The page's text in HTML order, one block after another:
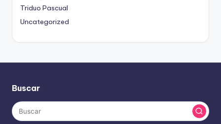
Triduo Pascual
Uncategorized
Buscar